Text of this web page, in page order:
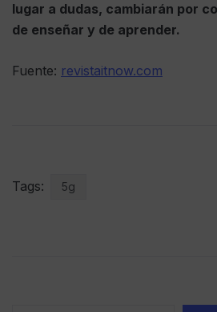
lugar a dudas, cambiarán por
de enseñar y de aprender.
Fuente: revistaitnow.com
Tags: 5g